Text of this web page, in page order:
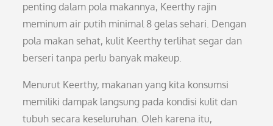
penting dalam pola makannya, Keerthy rajin
meminum air putih minimal 8 gelas sehari. Dengan
pola makan sehat, kulit Keerthy terlihat segar dan
berseri tanpa perlu banyak makeup.
Menurut Keerthy, makanan yang kita konsumsi
memiliki dampak langsung pada kondisi kulit dan
tubuh secara keseluruhan. Oleh karena itu,